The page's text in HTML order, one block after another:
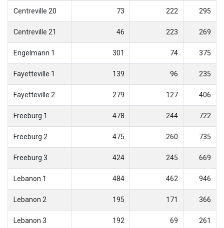
Centreville 20 73 222 295
Centreville 21 46 223 269
Engelmann 1 301 74 375
Fayetteville 1 139 96 235
Fayetteville 2 279 127 406
Freeburg 1 478 244 722
Freeburg 2 475 260 735
Freeburg 3 424 245 669
Lebanon 1 484 462 946
Lebanon 2 195 171 366
Lebanon 3 192 69 261